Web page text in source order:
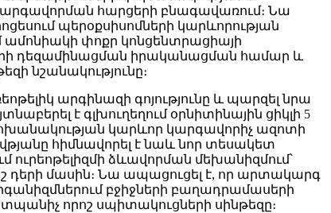
հարցերի բնագավառում։ Նա
պերօքսիսոմների կարևորության
ամոնիակի փոքր կոնցենտրացիայի
դեզամինացման իրականացման համար և
նշանակությունը։
արգինազի գոյությունը և պարզել նրա
է գլխուղեղում օրնիտինային ցիկլի 5
կարևոր կարգավորիչ ազոտի
հիմնավորել է նաև նոր տեսակետ
ձևավորման մեխանիզմում՝
դերի մասին։ Նա ապացուցել է, որ արտակարգ
բջիջների բաղադրամասերի
որոշ սպիտակուցների սինթեզը։